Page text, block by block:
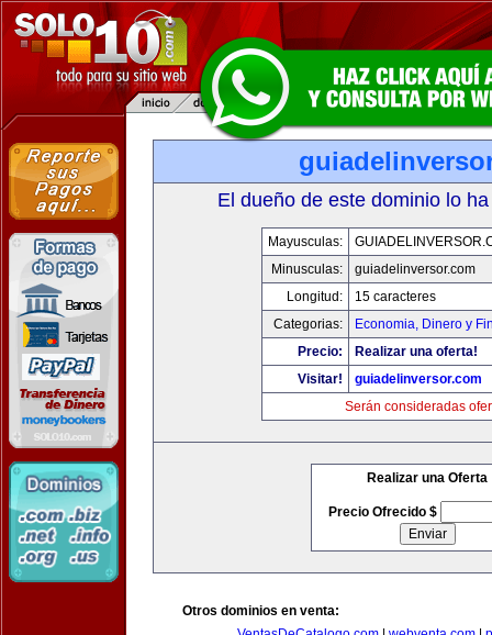
El dueño de este dominio lo
Mayusculas:
Minusculas:
guiadelinversor.com
Longitud:
15 caracteres
Categorias:
Economia, Dinero y
Precio:
Realizar una oferta!
Visitar!
guiadelinversor.com
Serán consideradas
Realizar una Oferta
Precio Ofrecido $
Otros dominios en venta: